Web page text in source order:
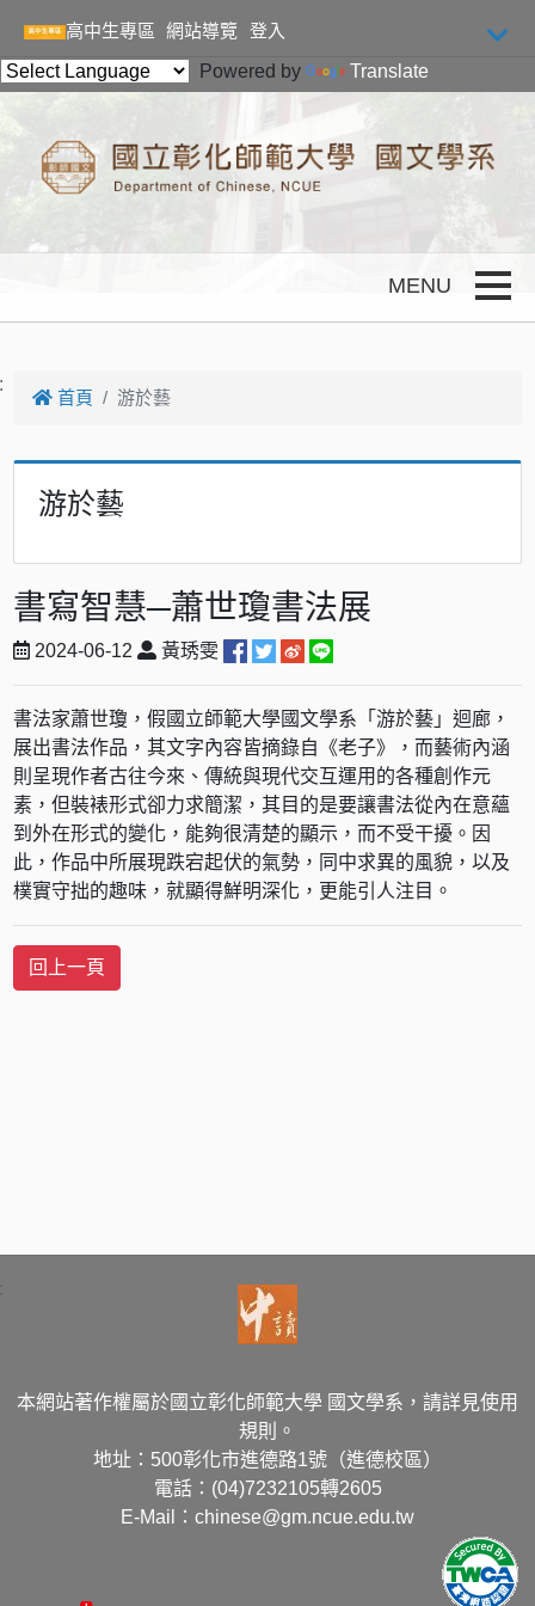
高中生專區
網站導覽
登入
Powered by
Translate
首頁 游於藝
游於藝
書寫智慧─蕭世瓊書法展
2024-06-12 黃琇雯
書法家蕭世瓊，假國立師範大學國文學系「游於藝」迴廊，
展出書法作品，其文字內容皆摘錄自《老子》，而藝術內涵
則呈現作者古往今來、傳統與現代交互運用的各種創作元
素，但裝裱形式卻力求簡潔，其目的是要讓書法從內在意蘊
到外在形式的變化，能夠很清楚的顯示，而不受干擾。因
此，作品中所展現跌宕起伏的氣勢，同中求異的風貌，以及
樸實守拙的趣味，就顯得鮮明深化，更能引人注目。
本網站著作權屬於國立彰化師範大學 國文學系，請詳見使用
規則。
地址：500彰化市進德路1號（進德校區）
電話：(04)7232105轉2605
E-Mail：chinese@gm.ncue.edu.tw